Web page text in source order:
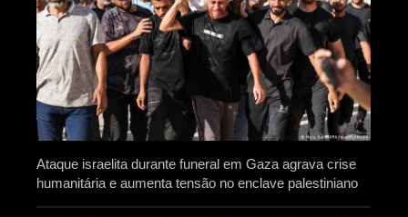
Ataque israelita durante funeral em Gaza agrava crise
humanitária e aumenta tensão no enclave palestiniano